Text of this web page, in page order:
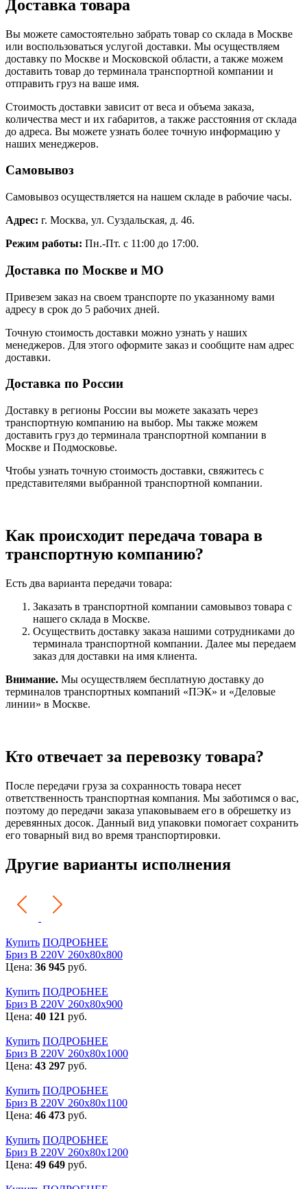
Доставка товара
Вы можете самостоятельно забрать товар со склада в Москве
или воспользоваться услугой доставки. Мы осуществляем
доставку по Москве и Московской области, а также можем
доставить товар до терминала транспортной компании и
отправить груз на ваше имя.
Стоимость доставки зависит от веса и объема заказа,
количества мест и их габаритов, а также расстояния от склада
до адреса. Вы можете узнать более точную информацию у
наших менеджеров.
Самовывоз
Самовывоз осуществляется на нашем складе в рабочие часы.
Адрес: г. Москва, ул. Суздальская, д. 46.
Режим работы: Пн.-Пт. с 11:00 до 17:00.
Доставка по Москве и МО
Привезем заказ на своем транспорте по указанному вами
адресу в срок до 5 рабочих дней.
Точную стоимость доставки можно узнать у наших
менеджеров. Для этого оформите заказ и сообщите нам адрес
доставки.
Доставка по России
Доставку в регионы России вы можете заказать через
транспортную компанию на выбор. Мы также можем
доставить груз до терминала транспортной компании в
Москве и Подмосковье.
Чтобы узнать точную стоимость доставки, свяжитесь с
представителями выбранной транспортной компании.
Как происходит передача товара в
транспортную компанию?
Есть два варианта передачи товара:
Заказать в транспортной компании самовывоз товара с
нашего склада в Москве.
Осуществить доставку заказа нашими сотрудниками до
терминала транспортной компании. Далее мы передаем
заказ для доставки на имя клиента.
Внимание. Мы осуществляем бесплатную доставку до
терминалов транспортных компаний «ПЭК» и «Деловые
линии» в Москве.
Кто отвечает за перевозку товара?
После передачи груза за сохранность товара несет
ответственность транспортная компания. Мы заботимся о вас,
поэтому до передачи заказа упаковываем его в обрешетку из
деревянных досок. Данный вид упаковки помогает сохранить
его товарный вид во время транспортировки.
Другие варианты исполнения
Купить ПОДРОБНЕЕ
Бриз В 220V 260x80x800
Цена: 36 945 руб.
Купить ПОДРОБНЕЕ
Бриз В 220V 260x80x900
Цена: 40 121 руб.
Купить ПОДРОБНЕЕ
Бриз В 220V 260x80x1000
Цена: 43 297 руб.
Купить ПОДРОБНЕЕ
Бриз В 220V 260x80x1100
Цена: 46 473 руб.
Купить ПОДРОБНЕЕ
Бриз В 220V 260x80x1200
Цена: 49 649 руб.